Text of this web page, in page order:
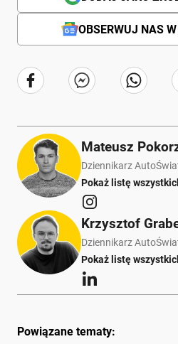
OBSERWUJ NAS
Mateusz
Dziennikarz
Pokaż listę
Krzysztof
Dziennikarz
Pokaż listę
Powiązane tematy: